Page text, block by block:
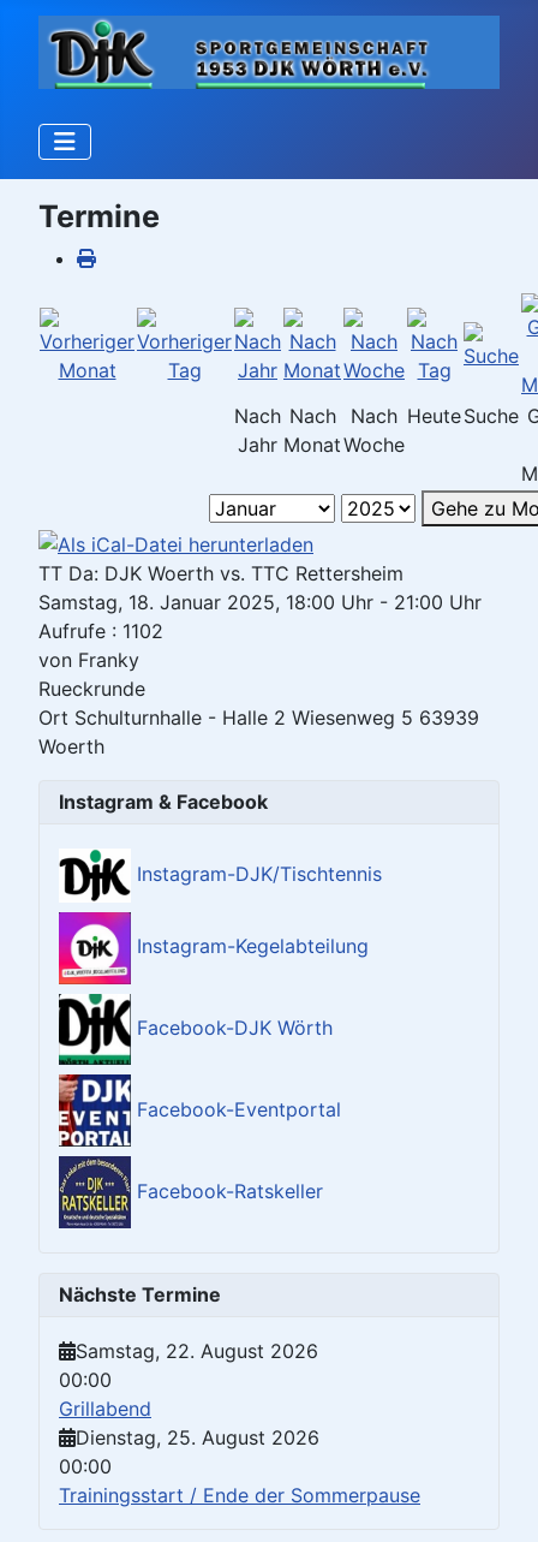
Termine
Nach
Jahr
Nach
Monat
Nach
Woche
HeuteSuche
Gehe zu
TT Da: DJK Woerth vs. TTC Rettersheim
Samstag, 18. Januar 2025, 18:00 Uhr - 21:00 Uhr
Aufrufe : 1102
von Franky
Rueckrunde
Ort Schulturnhalle - Halle 2 Wiesenweg 5 63939
Woerth
Instagram & Facebook
Instagram-DJK/Tischtennis
Instagram-Kegelabteilung
Facebook-DJK Wörth
Facebook-Eventportal
Facebook-Ratskeller
Nächste Termine
Samstag, 22. August 2026
00:00
Grillabend
Dienstag, 25. August 2026
00:00
Trainingsstart / Ende der Sommerpause